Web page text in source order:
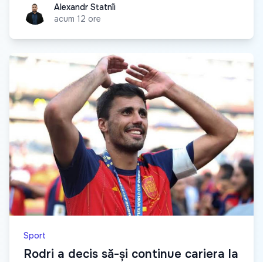
Alexandr Statnîi
Alexandr Statnîi
acum 12 ore
Sport
Rodri a decis să-și continue cariera la